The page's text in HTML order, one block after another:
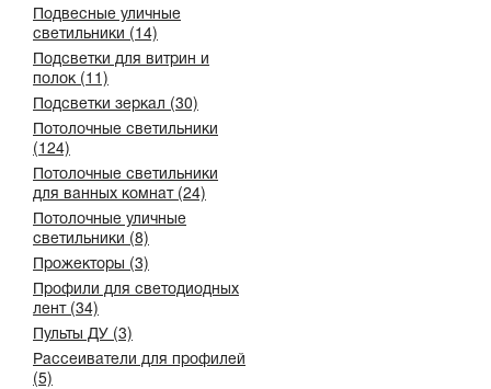
Подвесные уличные
светильники (14)
Подсветки для витрин и
полок (11)
Подсветки зеркал (30)
Потолочные светильники
(124)
Потолочные светильники
для ванных комнат (24)
Потолочные уличные
светильники (8)
Прожекторы (3)
Профили для светодиодных
лент (34)
Пульты ДУ (3)
Рассеиватели для профилей
(5)